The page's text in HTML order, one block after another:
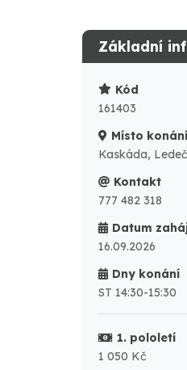
Základní
Kód
161403
Místo konání
Kaskáda,
Kontakt
777 482 318
Datum
16.09.2026
Dny konání
ST 14:30-15:30
1. pololetí
1 050 Kč